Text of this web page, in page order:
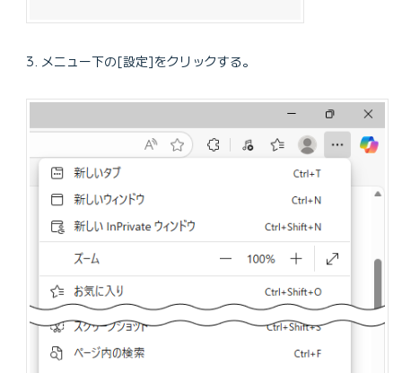
メニュー下の[設定]をクリックする。